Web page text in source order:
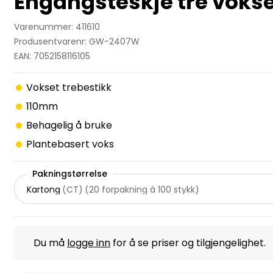
Varenummer: 411610
Produsentvarenr: GW-2407W
EAN: 7052158116105
Vokset trebestikk
110mm
Behagelig å bruke
Plantebasert voks
Pakningstørrelse
Kartong (CT) (20 forpakning á 100 stykk)
Du må logge inn for å se priser og tilgjengelighet.